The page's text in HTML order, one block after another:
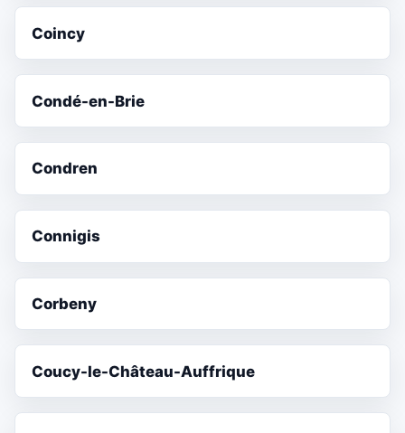
Coincy
Condé-en-Brie
Condren
Connigis
Corbeny
Coucy-le-Château-Auffrique